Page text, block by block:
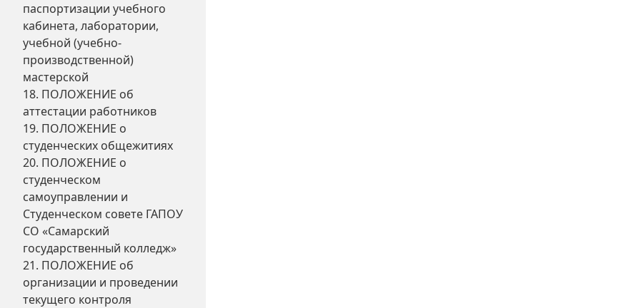
паспортизации учебного
кабинета, лаборатории,
учебной (учебно-
производственной)
мастерской
18. ПОЛОЖЕНИЕ об
аттестации работников
19. ПОЛОЖЕНИЕ о
студенческих общежитиях
20. ПОЛОЖЕНИЕ о
студенческом
самоуправлении и
Студенческом совете ГАПОУ
СО «Самарский
государственный колледж»
21. ПОЛОЖЕНИЕ об
организации и проведении
текущего контроля